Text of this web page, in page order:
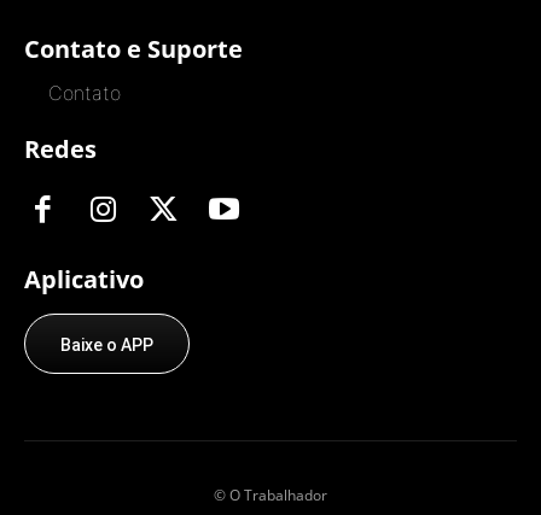
Contato e Suporte
Contato
Redes
Aplicativo
Baixe o APP
© O Trabalhador